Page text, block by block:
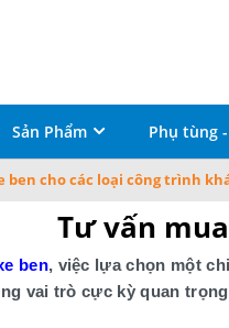
Sản Phẩm Phụ tùng
ben cho các loại công trình
Tư vấn
ben, việc lựa chọn một
vai trò cực kỳ quan